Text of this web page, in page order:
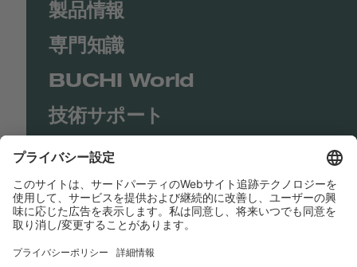
製品情報
専門知識
BUCHI World
技術サポート
Shop
Contact us